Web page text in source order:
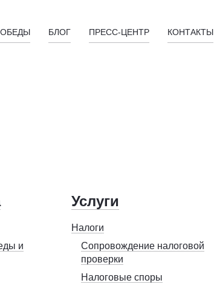
БЛОГ ПРЕСС-ЦЕНТР КОНТАКТЫ
и
Услуги
Налоги
Сопровождение налоговой
проверки
Налоговые споры